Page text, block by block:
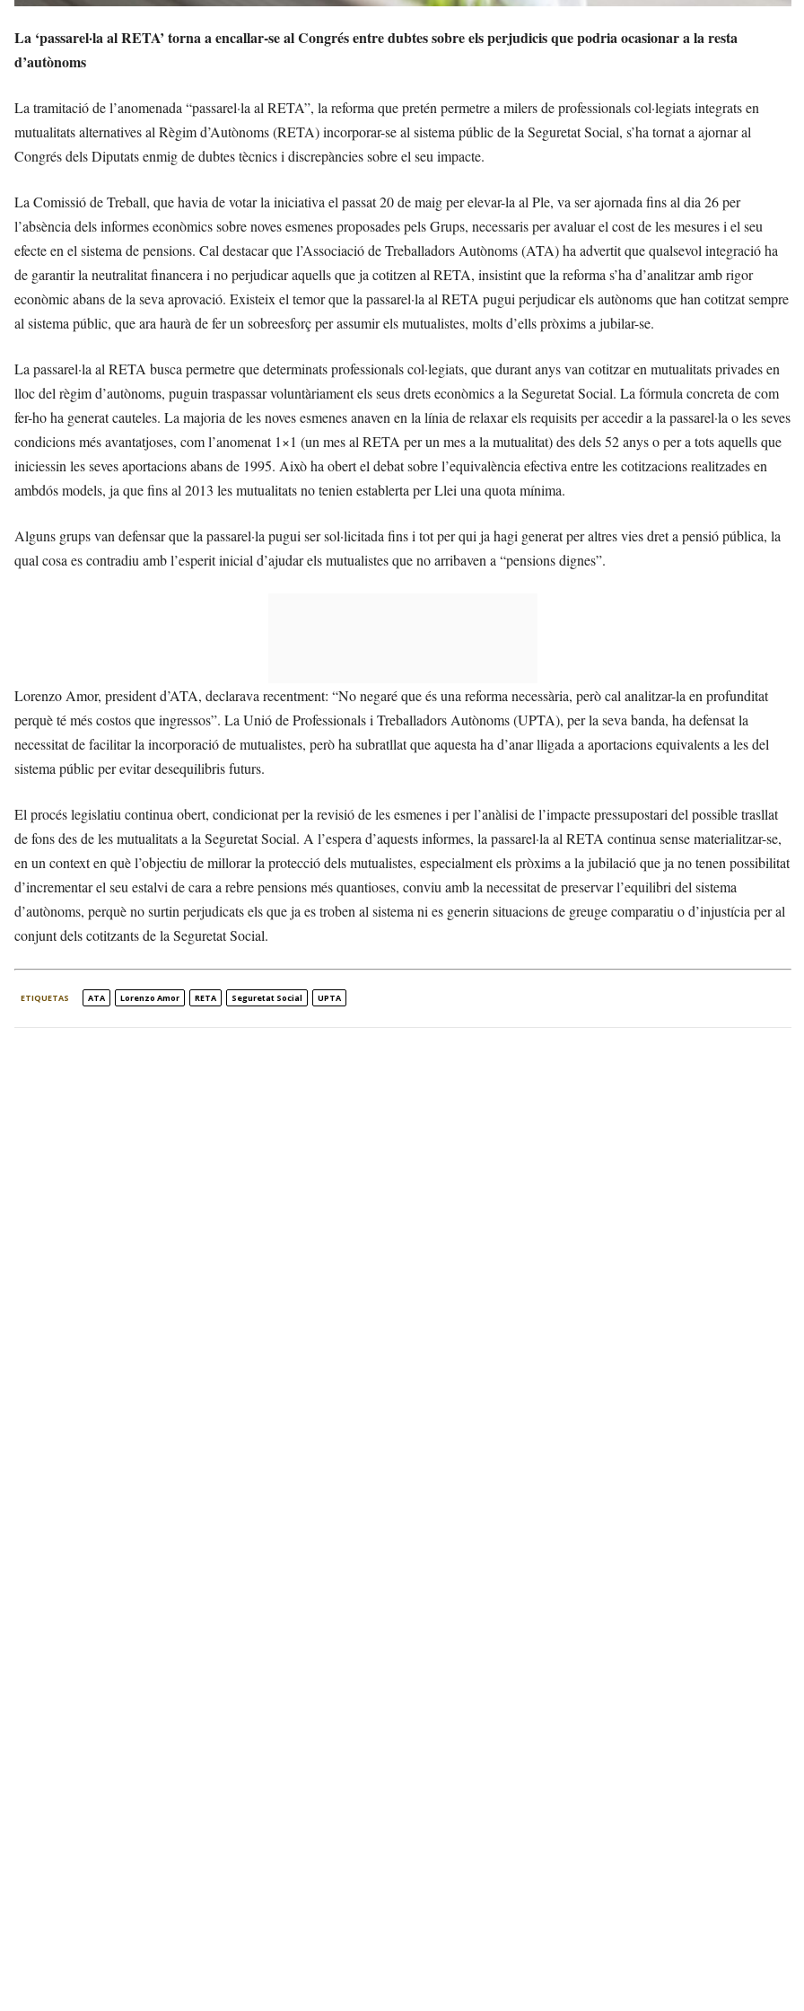
La ‘passarel·la al RETA’ torna a encallar-se al Congrés entre dubtes sobre els perjudicis que podria ocasionar a la resta
d’autònoms
La tramitació de l’anomenada “passarel·la al RETA”, la reforma que pretén permetre a milers de professionals col·legiats integrats en
mutualitats alternatives al Règim d’Autònoms (RETA) incorporar-se al sistema públic de la Seguretat Social, s’ha tornat a ajornar al
Congrés dels Diputats enmig de dubtes tècnics i discrepàncies sobre el seu impacte.
La Comissió de Treball, que havia de votar la iniciativa el passat 20 de maig per elevar-la al Ple, va ser ajornada fins al dia 26 per
l’absència dels informes econòmics sobre noves esmenes proposades pels Grups, necessaris per avaluar el cost de les mesures i el seu
efecte en el sistema de pensions. Cal destacar que l’Associació de Treballadors Autònoms (ATA) ha advertit que qualsevol integració ha
de garantir la neutralitat financera i no perjudicar aquells que ja cotitzen al RETA, insistint que la reforma s’ha d’analitzar amb rigor
econòmic abans de la seva aprovació. Existeix el temor que la passarel·la al RETA pugui perjudicar els autònoms que han cotitzat sempre
al sistema públic, que ara haurà de fer un sobreesforç per assumir els mutualistes, molts d’ells pròxims a jubilar-se.
La passarel·la al RETA busca permetre que determinats professionals col·legiats, que durant anys van cotitzar en mutualitats privades en
lloc del règim d’autònoms, puguin traspassar voluntàriament els seus drets econòmics a la Seguretat Social. La fórmula concreta de com
fer-ho ha generat cauteles. La majoria de les noves esmenes anaven en la línia de relaxar els requisits per accedir a la passarel·la o les seves
condicions més avantatjoses, com l’anomenat 1×1 (un mes al RETA per un mes a la mutualitat) des dels 52 anys o per a tots aquells que
iniciessin les seves aportacions abans de 1995. Això ha obert el debat sobre l’equivalència efectiva entre les cotitzacions realitzades en
ambdós models, ja que fins al 2013 les mutualitats no tenien establerta per Llei una quota mínima.
Alguns grups van defensar que la passarel·la pugui ser sol·licitada fins i tot per qui ja hagi generat per altres vies dret a pensió pública, la
qual cosa es contradiu amb l’esperit inicial d’ajudar els mutualistes que no arribaven a “pensions dignes”.
Lorenzo Amor, president d’ATA, declarava recentment: “No negaré que és una reforma necessària, però cal analitzar-la en profunditat
perquè té més costos que ingressos”. La Unió de Professionals i Treballadors Autònoms (UPTA), per la seva banda, ha defensat la
necessitat de facilitar la incorporació de mutualistes, però ha subratllat que aquesta ha d’anar lligada a aportacions equivalents a les del
sistema públic per evitar desequilibris futurs.
El procés legislatiu continua obert, condicionat per la revisió de les esmenes i per l’anàlisi de l’impacte pressupostari del possible trasllat
de fons des de les mutualitats a la Seguretat Social. A l’espera d’aquests informes, la passarel·la al RETA continua sense materialitzar-se,
en un context en què l’objectiu de millorar la protecció dels mutualistes, especialment els pròxims a la jubilació que ja no tenen possibilitat
d’incrementar el seu estalvi de cara a rebre pensions més quantioses, conviu amb la necessitat de preservar l’equilibri del sistema
d’autònoms, perquè no surtin perjudicats els que ja es troben al sistema ni es generin situacions de greuge comparatiu o d’injustícia per al
conjunt dels cotitzants de la Seguretat Social.
ETIQUETAS ATA Lorenzo Amor RETA Seguretat Social UPTA